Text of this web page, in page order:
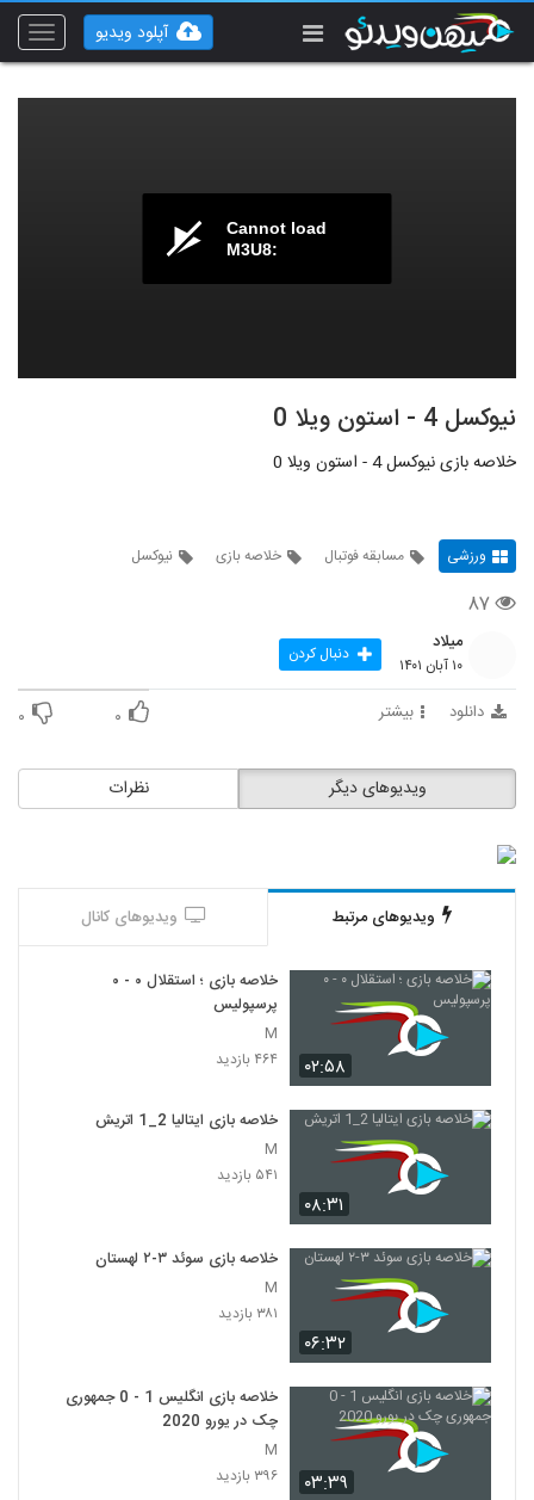
Toggle
آپلود ویدیو
Cannot load
M3U8:
نیوکسل 4 - استون ویلا 0
خلاصه بازی نیوکسل 4 - استون ویلا 0
ورزشی مسابقه فوتبال خلاصه بازی نیوکسل
۸۷
میلاد
۱۰ آبان ۱۴۰۱ دنبال کردن
دانلود بیشتر ۰ ۰
نظرات ویدیوهای دیگر
ویدیوهای مرتبط ویدیوهای کانال
۰۲:۵۸
خلاصه بازی ؛ استقلال ۰ - ۰
پرسپولیس
M
۴۶۴ بازدید
۰۸:۳۱
خلاصه بازی ایتالیا 2_1 اتريش
M
۵۴۱ بازدید
۰۶:۳۲
خلاصه بازی سوئد ۳-۲ لهستان
M
۳۸۱ بازدید
۰۳:۳۹
خلاصه بازی انگلیس 1 - 0 جمهوری
چک در یورو 2020
M
۳۹۶ بازدید